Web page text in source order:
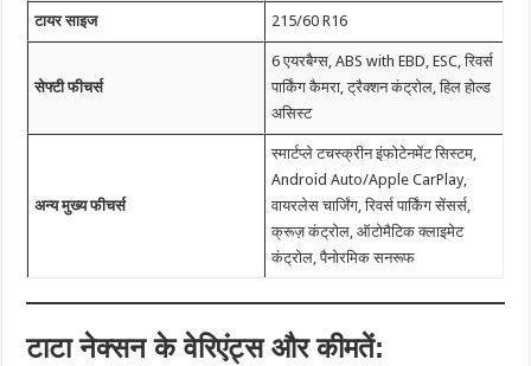
टायर साइज 215/60 R16
सेफ्टी फीचर्स
6 एयरबैग्स, ABS with EBD, ESC, रिवर्स
पार्किंग कैमरा, ट्रैक्शन कंट्रोल, हिल होल्ड
असिस्ट
अन्य मुख्य फीचर्स
स्मार्टप्ले टचस्क्रीन इंफोटेनमेंट सिस्टम,
Android Auto/Apple CarPlay,
वायरलेस चार्जिंग, रिवर्स पार्किंग सेंसर्स,
क्रूज़ कंट्रोल, ऑटोमैटिक क्लाइमेट
कंट्रोल, पैनोरमिक सनरूफ
टाटा नेक्सन के वेरिएंट्स और कीमतें: